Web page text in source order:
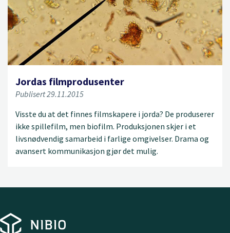
Jordas filmprodusenter
Publisert 29.11.2015
Visste du at det finnes filmskapere i jorda? De produserer
ikke spillefilm, men biofilm. Produksjonen skjer i et
livsnødvendig samarbeid i farlige omgivelser. Drama og
avansert kommunikasjon gjør det mulig.